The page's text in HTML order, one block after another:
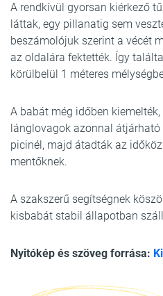
A rendkívül gyorsan kiérkező
láttak, egy pillanatig sem
beszámolójuk szerint a vécét
az oldalára fektették. Így
körülbelül 1 méteres
A babát még időben
lánglovagok azonnal
picinél, majd átadták az
mentőknek.
A szakszerű segítségnek
kisbabát stabil állapotban
Nyitókép és szöveg forrása: